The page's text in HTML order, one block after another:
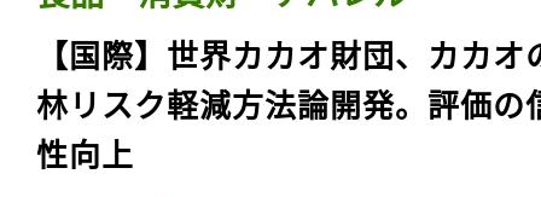
【国際】世界カカオ財団、カカオ
林リスク軽減方法論開発。評価の
性向上